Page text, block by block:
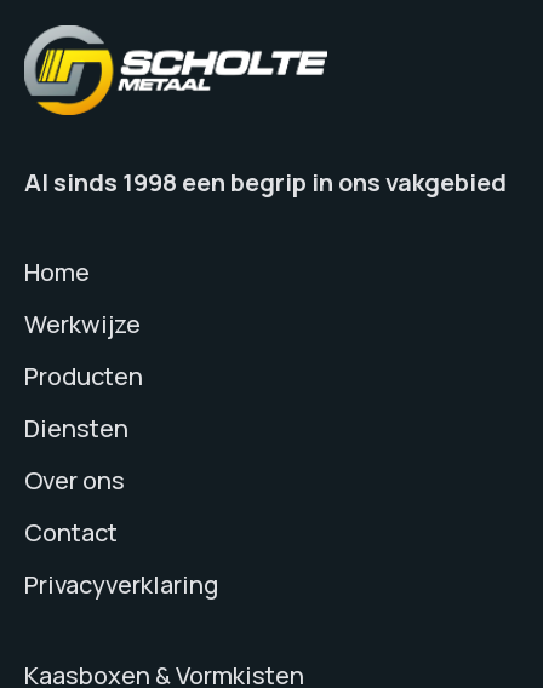
Al sinds 1998 een begrip in ons vakgebied
Home
Werkwijze
Producten
Diensten
Over ons
Contact
Privacyverklaring
Kaasboxen & Vormkisten